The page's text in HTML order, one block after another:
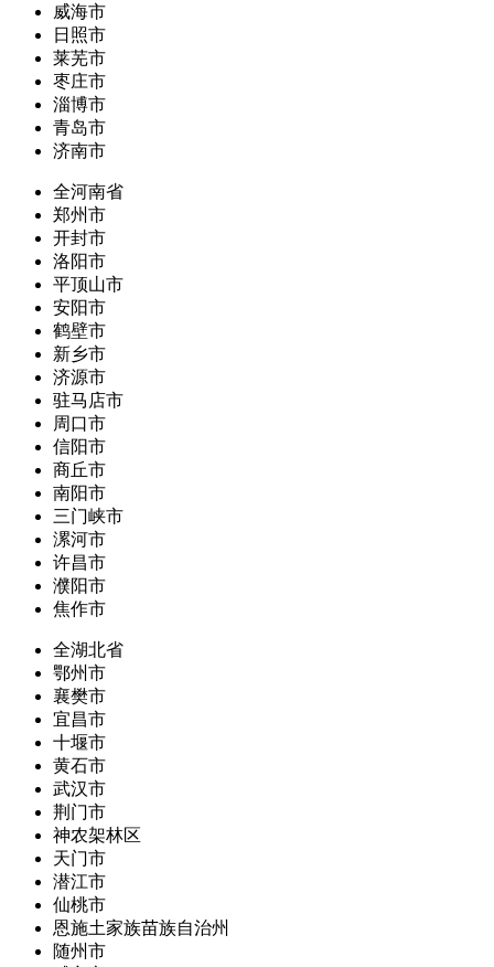
威海市
日照市
莱芜市
枣庄市
淄博市
青岛市
济南市
全河南省
郑州市
开封市
洛阳市
平顶山市
安阳市
鹤壁市
新乡市
济源市
驻马店市
周口市
信阳市
商丘市
南阳市
三门峡市
漯河市
许昌市
濮阳市
焦作市
全湖北省
鄂州市
襄樊市
宜昌市
十堰市
黄石市
武汉市
荆门市
神农架林区
天门市
潜江市
仙桃市
恩施土家族苗族自治州
随州市